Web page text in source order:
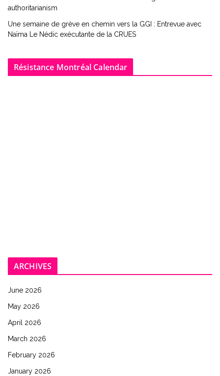
authoritarianism
Une semaine de grève en chemin vers la GGI : Entrevue avec
Naïma Le Nédic exécutante de la CRUES
Résistance Montréal Calendar
ARCHIVES
June 2026
May 2026
April 2026
March 2026
February 2026
January 2026